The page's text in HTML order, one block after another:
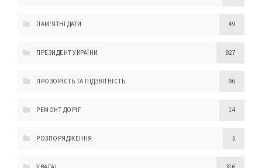
ПАМ'ЯТНІ ДАТИ 49
ПРЕЗИДЕНТ УКРАЇНИ 927
ПРОЗОРІСТЬ ТА ПІДЗВІТНІСТЬ 96
РЕМОНТ ДОРІГ 14
РОЗПОРЯДЖЕННЯ 5